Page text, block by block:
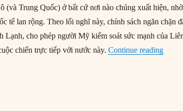
(và Trung Quốc) ở bất cứ nơi nào chúng xuất hiện,
tế lan rộng. Theo lối nghĩ này, chính sách ngăn chặn
Lạnh, cho phép người Mỹ kiểm soát sức mạnh của
chiến trực tiếp với nước này.Continue reading“Tại